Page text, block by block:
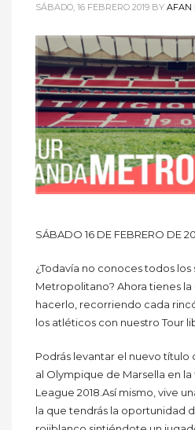
SÁBADO, 16 FEBRERO 2019 BY AFAN
SÁBADO 16 DE FEBRERO DE
¿Todavía no conoces todos
Metropolitano? Ahora tienes
hacerlo, recorriendo cada
los atléticos con nuestro Tour
Podrás levantar el nuevo
al Olympique de Marsella en la
League 2018.Así mismo, vive
la que tendrás la oportunidad